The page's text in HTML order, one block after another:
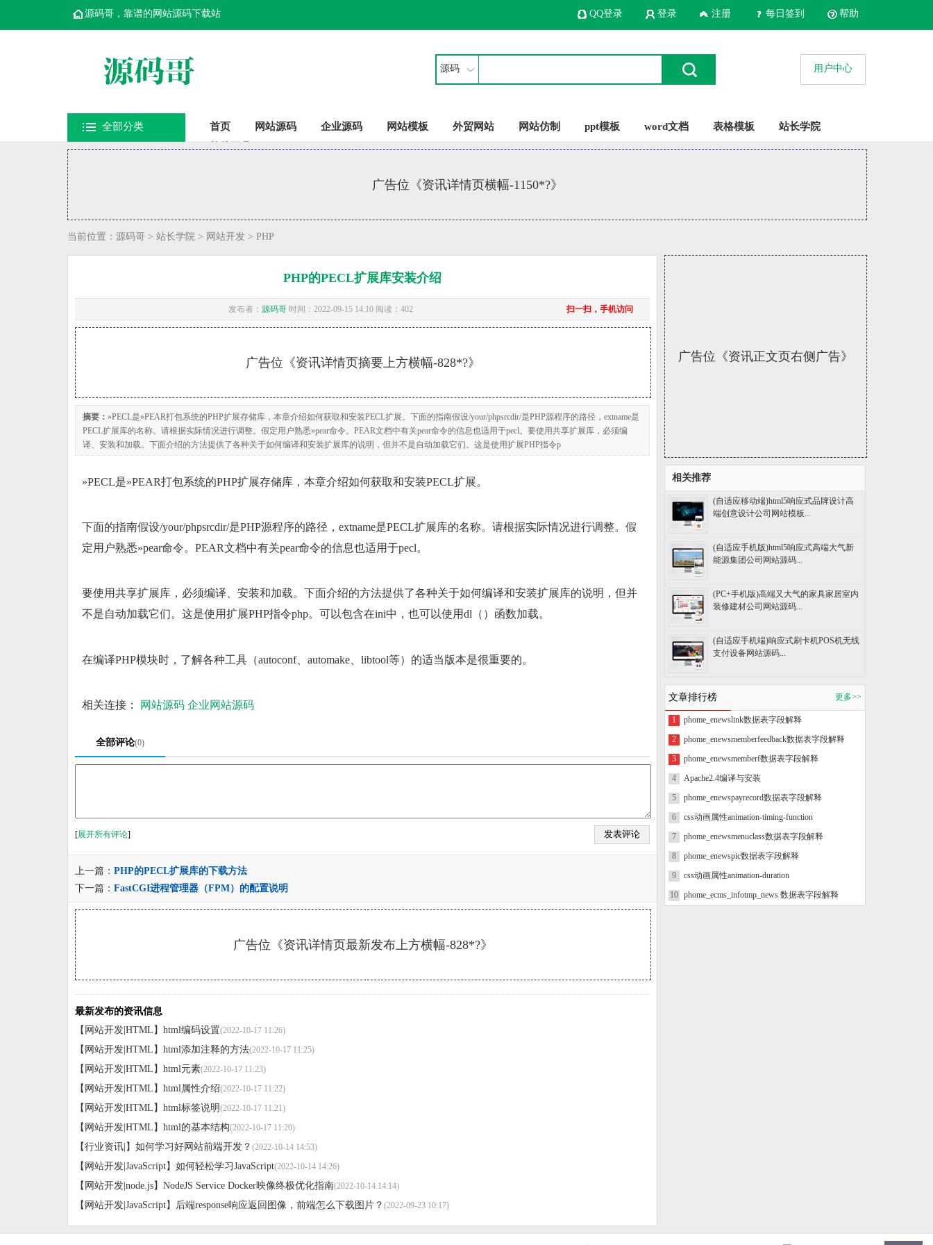
源码哥，靠谱的网站源码下载站 帮助
每日签到
注册
登录
QQ登录
源码 用户中心
全部分类 首页 网站源码 企业源码 网站模板 外贸网站 网站仿制 ppt模板 word文档 表格模板
站长学院
广告位《资讯详情页横幅-1150*?》
当前位置： 源码哥 > 站长学院 > 网站开发 > PHP
PHP的PECL扩展库安装介绍
发布者： 源码哥 时间：2022-09-15 14:10 阅读：402 扫一扫，手机访问
广告位《资讯详情页摘要上方横幅-828*?》
摘要： »PECL是»PEAR打包系统的PHP扩展存储库，本章介绍如何获取和安装PECL扩展。下面的指南假设/your/phpsrcdir/是PHP源程序的路径，extname是
PECL扩展库的名称。请根据实际情况进行调整。假定用户熟悉»pear命令。PEAR文档中有关pear命令的信息也适用于pecl。要使用共享扩展库，必须编
译、安装和加载。下面介绍的方法提供了各种关于如何编译和安装扩展库的说明，但并不是自动加载它们。这是使用扩展PHP指令p
»PECL是»PEAR打包系统的PHP扩展存储库，本章介绍如何获取和安装PECL扩展。
下面的指南假设/your/phpsrcdir/是PHP源程序的路径，extname是PECL扩展库的名称。请根据实际情况进行调整。假
定用户熟悉»pear命令。PEAR文档中有关pear命令的信息也适用于pecl。
要使用共享扩展库，必须编译、安装和加载。下面介绍的方法提供了各种关于如何编译和安装扩展库的说明，但并
不是自动加载它们。这是使用扩展PHP指令php。可以包含在ini中，也可以使用dl（）函数加载。
在编译PHP模块时，了解各种工具（autoconf、automake、libtool等）的适当版本是很重要的。
相关连接： 网站源码 企业网站源码
全部评论(0)
[展开所有评论]
上一篇： PHP的PECL扩展库的下载方法
下一篇： FastCGI进程管理器（FPM）的配置说明
广告位《资讯详情页最新发布上方横幅-828*?》
最新发布的资讯信息
【网站开发|HTML】 html编码设置(2022-10-17 11:26)
【网站开发|HTML】 html添加注释的方法(2022-10-17 11:25)
【网站开发|HTML】 html元素(2022-10-17 11:23)
【网站开发|HTML】 html属性介绍(2022-10-17 11:22)
【网站开发|HTML】 html标签说明(2022-10-17 11:21)
【网站开发|HTML】 html的基本结构(2022-10-17 11:20)
【行业资讯|】 如何学习好网站前端开发？ (2022-10-14 14:53)
【网站开发|JavaScript】 如何轻松学习JavaScript(2022-10-14 14:26)
【网站开发|node.js】 NodeJS Service Docker映像终极优化指南(2022-10-14 14:14)
【网站开发|JavaScript】 后端response响应返回图像，前端怎么下载图片？ (2022-09-23 10:17)
广告位《资讯正文页右侧广告》
相关推荐
(自适应移动端)html5响应式品牌设计高
端创意设计公司网站模板...
(自适应手机版)html5响应式高端大气新
能源集团公司网站源码...
(PC+手机版)高端又大气的家具家居室内
装修建材公司网站源码...
(自适应手机端)响应式刷卡机POS机无线
支付设备网站源码...
文章排行榜 更多>>
1
phome_enewslink数据表字段解释
2
phome_enewsmemberfeedback数据表字段解释
3
phome_enewsmemberf数据表字段解释
4
Apache2.4编译与安装
5
phome_enewspayrecord数据表字段解释
6
css动画属性animation-timing-function
7
phome_enewsmenuclass数据表字段解释
8
phome_enewspic数据表字段解释
9
css动画属性animation-duration
10 phome_ecms_infotmp_news 数据表字段解释